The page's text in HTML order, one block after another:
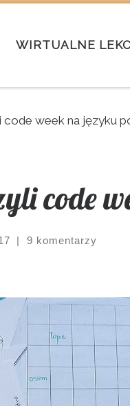
WIRTUALNE
week na języku
code
| 9 komentarzy